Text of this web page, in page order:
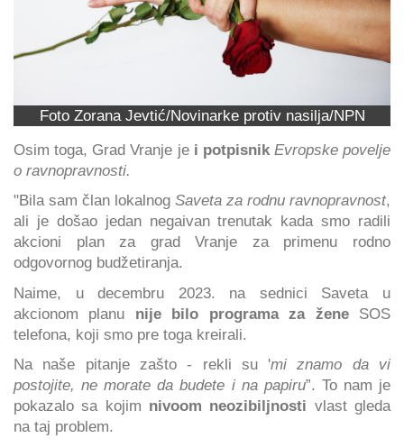
Foto Zorana Jevtić/Novinarke protiv nasilja/NPN
Osim toga, Grad Vranje je i potpisnik Evropske povelje
o ravnopravnosti.
"Bila sam član lokalnog Saveta za rodnu ravnopravnost,
ali je došao jedan negaivan trenutak kada smo radili
akcioni plan za grad Vranje za primenu rodno
odgovornog budžetiranja.
Naime, u decembru 2023. na sednici Saveta u
akcionom planu nije bilo programa za žene
SOS
telefona, koji smo pre toga kreirali.
Na naše pitanje zašto - rekli su 'mi znamo da vi
postojite, ne morate da budete i na papiru”. To nam je
pokazalo sa kojim nivoom neozibiljnosti vlast gleda
na taj problem.